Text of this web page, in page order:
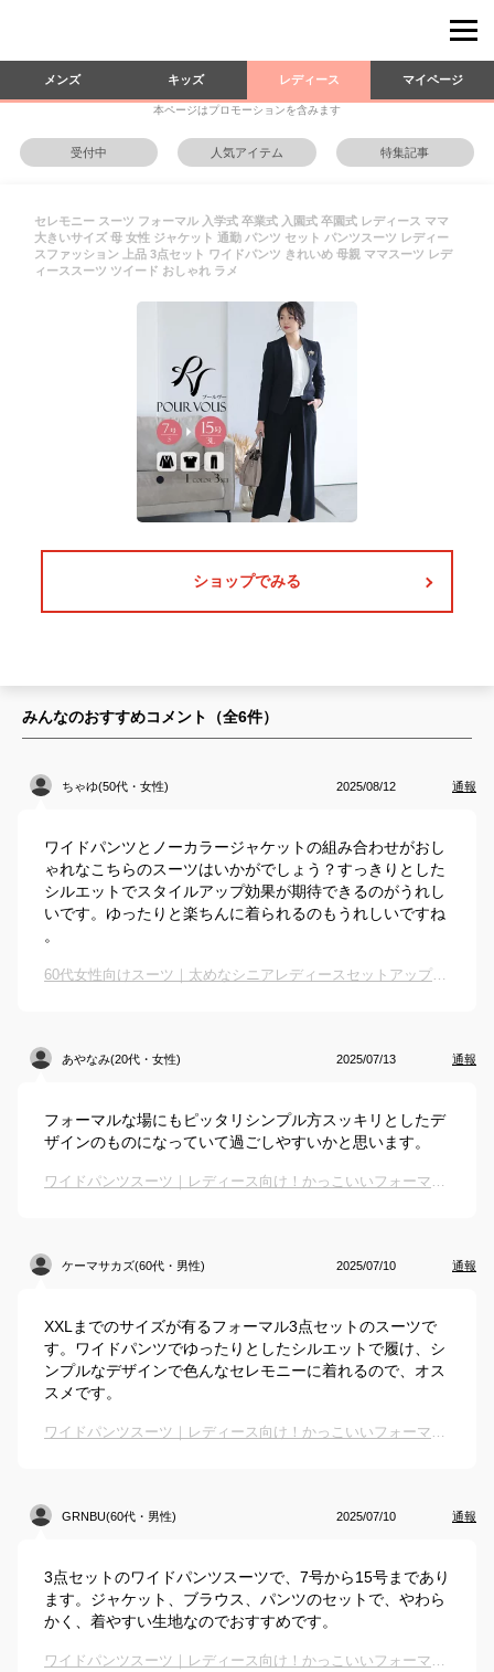
メンズ キッズ レディース マイページ
本ページはプロモーションを含みます
受付中 人気アイテム 特集記事
セレモニー スーツ フォーマル 入学式 卒業式 入園式 卒園式 レディース ママ
大きいサイズ 母 女性 ジャケット 通勤 パンツ セット パンツスーツ レディー
スファッション 上品 3点セット ワイドパンツ きれいめ 母親 ママスーツ レデ
ィーススーツ ツイード おしゃれ ラメ
ショップでみる
みんなのおすすめコメント（全6件）
ちゃゆ(50代・女性) 2025/08/12 通報
ワイドパンツとノーカラージャケットの組み合わせがおし
ゃれなこちらのスーツはいかがでしょう？すっきりとした
シルエットでスタイルアップ効果が期待できるのがうれし
いです。ゆったりと楽ちんに着られるのもうれしいですね
。
60代女性向けスーツ｜太めなシニアレディースセットアップは？
あやなみ(20代・女性) 2025/07/13 通報
フォーマルな場にもピッタリシンプル方スッキリとしたデ
ザインのものになっていて過ごしやすいかと思います。
ワイドパンツスーツ｜レディース向け！かっこいいフォーマルで大きいサイズなどもあるスーツのおすすめは？
ケーマサカズ(60代・男性) 2025/07/10 通報
XXLまでのサイズが有るフォーマル3点セットのスーツで
す。ワイドパンツでゆったりとしたシルエットで履け、シ
ンプルなデザインで色んなセレモニーに着れるので、オス
スメです。
ワイドパンツスーツ｜レディース向け！かっこいいフォーマルで大きいサイズなどもあるスーツのおすすめは？
GRNBU(60代・男性) 2025/07/10 通報
3点セットのワイドパンツスーツで、7号から15号まであり
ます。ジャケット、ブラウス、パンツのセットで、やわら
かく、着やすい生地なのでおすすめです。
ワイドパンツスーツ｜レディース向け！かっこいいフォーマルで大きいサイズなどもあるスーツのおすすめは？